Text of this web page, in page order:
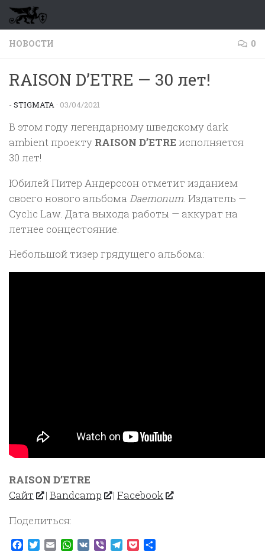
Перейти к содержимому
НОВОСТИ 0
RAISON D’ETRE — 30 лет!
- STIGMATA · 03/04/2021
В этом году легендарному шведскому dark
ambient проекту RAISON D’ETRE исполняется
30 лет!
Юбилей Питер Андерссон отметит изданием
своего нового альбома Daemonum. Издатель —
Cyclic Law. Дата выхода работы — аккурат на
летнее сонцестояние.
Небольшой тизер грядущего альбома:
RAISON D’ETRE
Сайт
| Bandcamp |Facebook
Поделиться:
Facebook
TwitterEmailWhatsApp
VK ViberTelegram
Pocket